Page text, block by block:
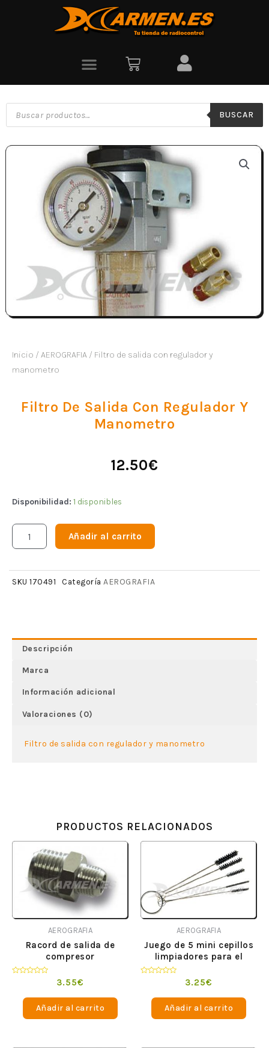
BUSCAR
Inicio / AEROGRAFIA / Filtro de salida con regulador y
manometro
Filtro De Salida Con Regulador Y
Manometro
12.50€
Disponibilidad: 1 disponibles
Añadir al carrito
SKU 170491 Categoría AEROGRAFIA
Descripción
Marca
Información adicional
Valoraciones (0)
Filtro de salida con regulador y manometro
PRODUCTOS RELACIONADOS
AEROGRAFIA
Racord de salida de
compresor
3.55€
Añadir al carrito
AEROGRAFIA
Juego de 5 mini cepillos
limpiadores para el
aerógrafo Chaves 17106
3.25€
Añadir al carrito